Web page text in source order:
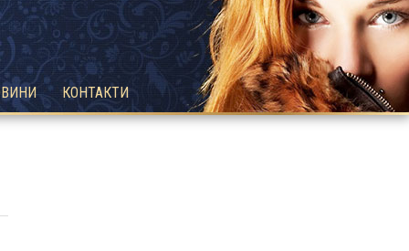
КОНТАКТИ